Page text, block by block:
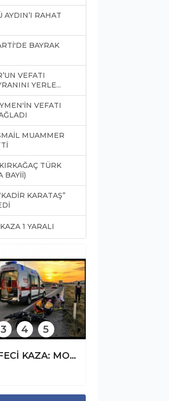
AYDIN’I RAHAT
BAYRAK
VEFATI
YERLE...
VEFATI
MUAMMER
TÜRK
BAYİİ)
KARATAŞ”
1 YARALI
KIRKAĞAÇ’TA FECİ KAZA: MOTOSİKLET SÜRÜCÜSÜ HAYATINI KAYBETTİ
3 4 5